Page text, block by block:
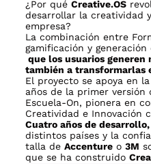
¿Por quéCreative.OS
desarrollar la creatividad
empresa?
La combinación entre
gamificación y
que los usuarios generen
también a transformarlas
El proyecto se apoya en
años de la primer versión
Escuela-On, pionera en
Creatividad e Innovación
Cuatro años de
distintos países y la
talla deAccenture o3M
que se ha construido